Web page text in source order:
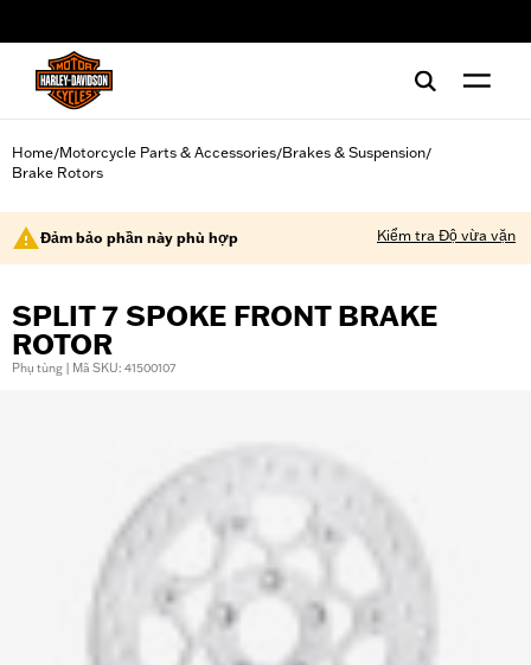
Home/Motorcycle Parts & Accessories/Brakes & Suspension/
Brake Rotors
Đảm bảo phần này phù hợp Kiểm tra Độ vừa vặn
SPLIT 7 SPOKE FRONT BRAKE
ROTOR
Phụ tùng | Mã SKU: 41500107